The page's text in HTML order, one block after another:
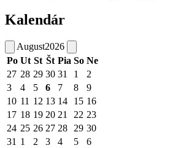
Kalendár
August2026
Po Ut St Št Pia So Ne
27 28 29 30 31 1
2
3
4 5 6 7 8
9
10 11 12 13 14 15 16
17 18 19 20 21 22 23
24 25 26 27 28 29 30
31 1 2 3 4 5 6